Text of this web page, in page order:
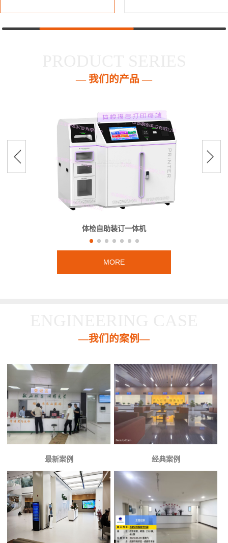
— 我们的产品 —
体检自助装订一体机
MORE
—我们的案例—
最新案例 经典案例